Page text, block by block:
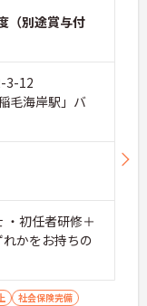
（別途賞与付
3-12
毛海岸駅」バ
・初任者研修＋
かをお持ちの
社会保険完備